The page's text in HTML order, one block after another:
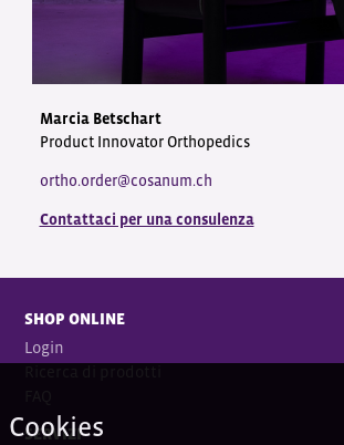
Marcia Betschart
Product Innovator Orthopedics
ortho.order@cosanum.ch
Contattaci per una consulenza
SHOP ONLINE
Login
SERVIZI
Cookies